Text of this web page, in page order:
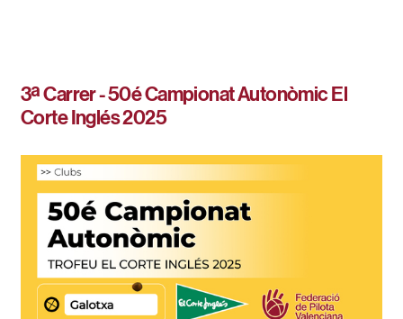
3ª Carrer - 50é Campionat Autonòmic El
Corte Inglés 2025